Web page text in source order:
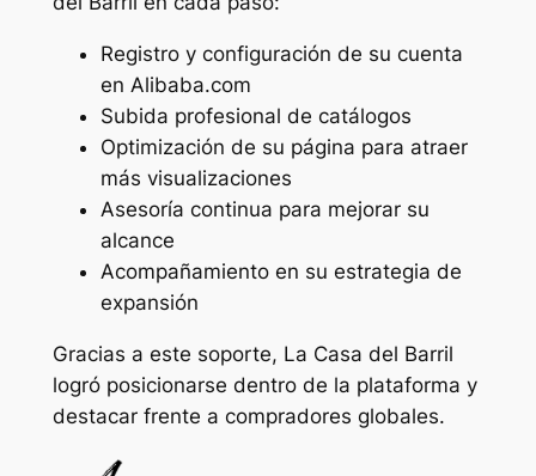
Registro y configuración de su cuenta
en Alibaba.com
Subida profesional de catálogos
Optimización de su página para atraer
más visualizaciones
Asesoría continua para mejorar su
alcance
Acompañamiento en su estrategia de
expansión
Gracias a este soporte, La Casa del Barril
logró posicionarse dentro de la plataforma y
destacar frente a compradores globales.